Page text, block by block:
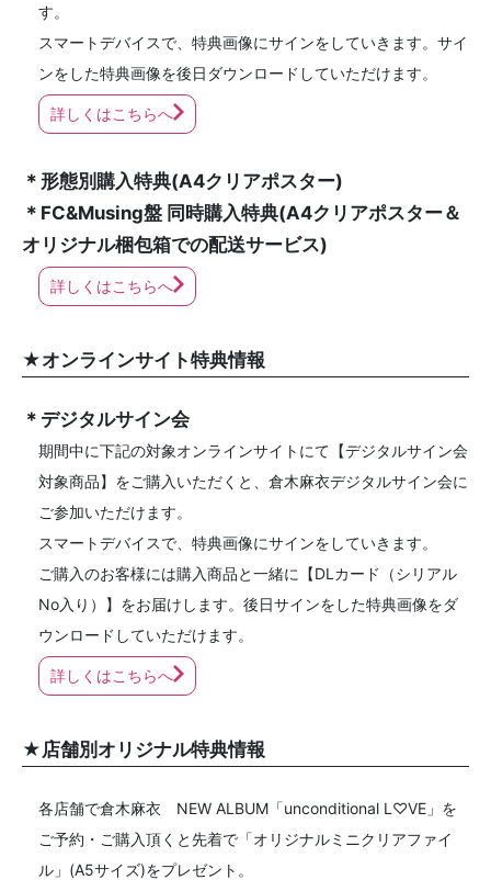
す。
スマートデバイスで、特典画像にサインをしていきます。サイ
ンをした特典画像を後日ダウンロードしていただけます。
詳しくはこちらへ
＊形態別購入特典(A4クリアポスター)
＊FC&Musing盤 同時購入特典(A4クリアポスター＆
オリジナル梱包箱での配送サービス)
詳しくはこちらへ
★オンラインサイト特典情報
＊デジタルサイン会
期間中に下記の対象オンラインサイトにて【デジタルサイン会
対象商品】をご購入いただくと、倉木麻衣デジタルサイン会に
ご参加いただけます。
スマートデバイスで、特典画像にサインをしていきます。
ご購入のお客様には購入商品と一緒に【DLカード（シリアル
No入り）】をお届けします。後日サインをした特典画像をダ
ウンロードしていただけます。
詳しくはこちらへ
★店舗別オリジナル特典情報
各店舗で倉木麻衣 NEW ALBUM「unconditional L♡VE」を
ご予約・ご購入頂くと先着で「オリジナルミニクリアファイ
ル」(A5サイズ)をプレゼント。